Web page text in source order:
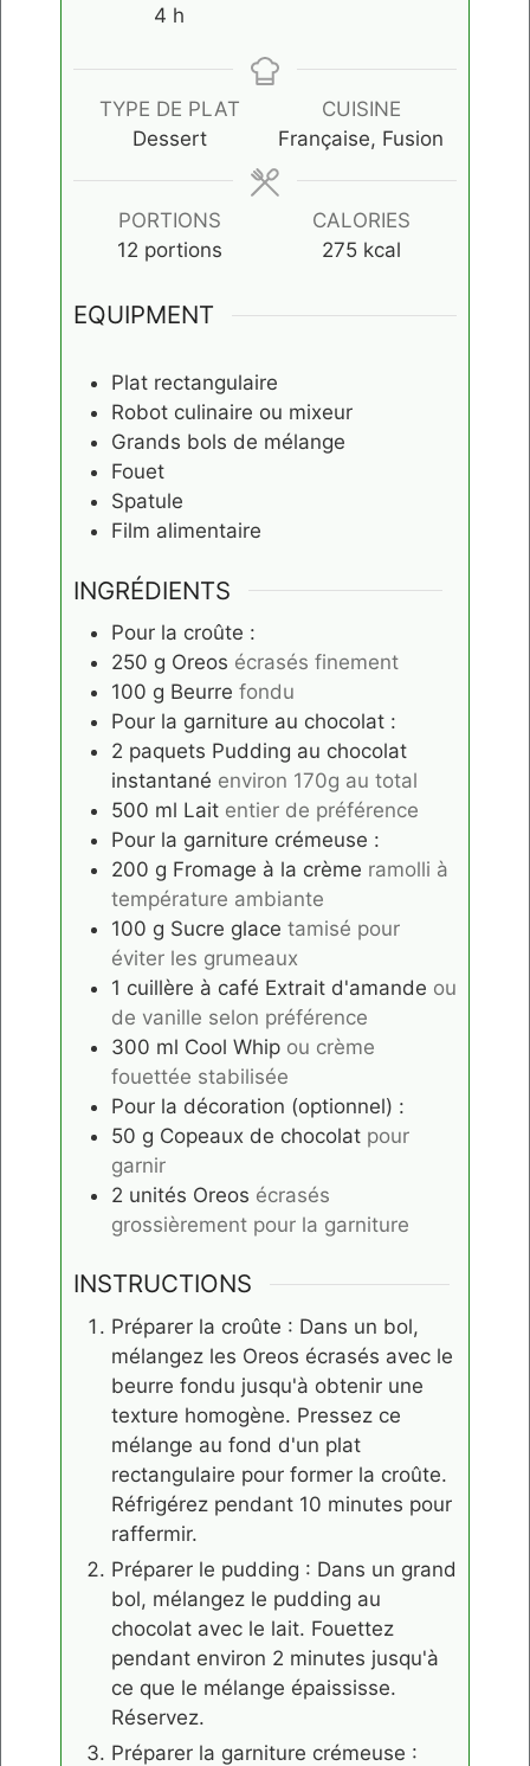
4 heures
h
TYPE DE PLAT
Dessert
CUISINE
Française, Fusion
PORTIONS
12 portions
CALORIES
275 kcal
EQUIPMENT
Plat rectangulaire
Robot culinaire ou mixeur
Grands bols de mélange
Fouet
Spatule
Film alimentaire
INGRÉDIENTS
Pour la croûte :
250 g Oreos écrasés finement
100 g Beurre fondu
Pour la garniture au chocolat :
2 paquets Pudding au chocolat
instantané environ 170g au total
500 ml Lait entier de préférence
Pour la garniture crémeuse :
200 g Fromage à la crème ramolli à
température ambiante
100 g Sucre glace tamisé pour
éviter les grumeaux
1 cuillère à café Extrait d'amande ou
de vanille selon préférence
300 ml Cool Whip ou crème
fouettée stabilisée
Pour la décoration (optionnel) :
50 g Copeaux de chocolat pour
garnir
2 unités Oreos écrasés
grossièrement pour la garniture
INSTRUCTIONS
Préparer la croûte : Dans un bol,
mélangez les Oreos écrasés avec le
beurre fondu jusqu'à obtenir une
texture homogène. Pressez ce
mélange au fond d'un plat
rectangulaire pour former la croûte.
Réfrigérez pendant 10 minutes pour
raffermir.
Préparer le pudding : Dans un grand
bol, mélangez le pudding au
chocolat avec le lait. Fouettez
pendant environ 2 minutes jusqu'à
ce que le mélange épaississe.
Réservez.
Préparer la garniture crémeuse :